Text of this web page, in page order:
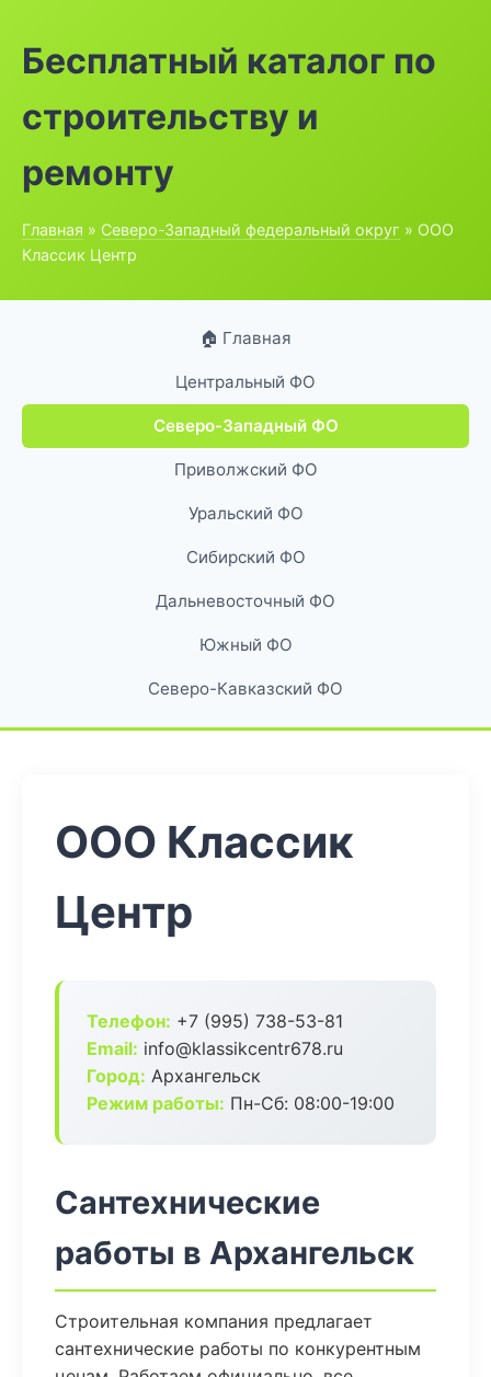
Бесплатный каталог по
строительству и
ремонту
Главная » Северо-Западный федеральный округ » ООО
Классик Центр
🏠 Главная
Центральный ФО
Северо-Западный ФО
Приволжский ФО
Уральский ФО
Сибирский ФО
Дальневосточный ФО
Южный ФО
Северо-Кавказский ФО
ООО Классик
Центр
Телефон: +7 (995) 738-53-81
Email: info@klassikcentr678.ru
Город: Архангельск
Режим работы: Пн-Сб: 08:00-19:00
Сантехнические
работы в Архангельск
Строительная компания предлагает
сантехнические работы по конкурентным